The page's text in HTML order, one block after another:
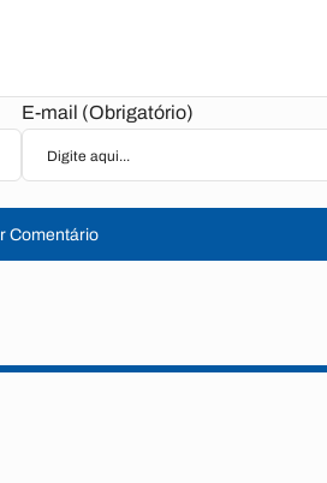
E-mail (Obrigatório)
Comentário